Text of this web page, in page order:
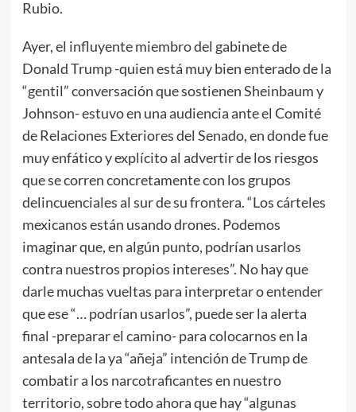
Rubio.
Ayer, el influyente miembro del gabinete de
Donald Trump -quien está muy bien enterado de la
“gentil” conversación que sostienen Sheinbaum y
Johnson- estuvo en una audiencia ante el Comité
de Relaciones Exteriores del Senado, en donde fue
muy enfático y explícito al advertir de los riesgos
que se corren concretamente con los grupos
delincuenciales al sur de su frontera. “Los cárteles
mexicanos están usando drones. Podemos
imaginar que, en algún punto, podrían usarlos
contra nuestros propios intereses”. No hay que
darle muchas vueltas para interpretar o entender
que ese “… podrían usarlos”, puede ser la alerta
final -preparar el camino- para colocarnos en la
antesala de la ya “añeja” intención de Trump de
combatir a los narcotraficantes en nuestro
territorio, sobre todo ahora que hay “algunas